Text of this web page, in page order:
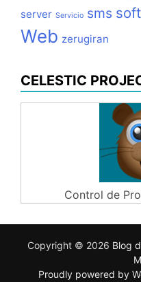
server Servicio sms
Web zerugiran
CELESTIC
Control de
Copyright © 2026 Blog
Proudly powered by